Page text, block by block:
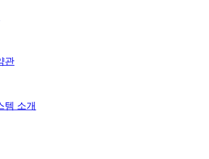
관
템 소개